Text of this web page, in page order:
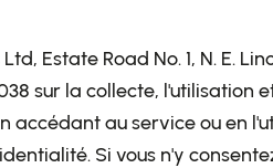
Road No. 1, N. E.
sur la collecte,
au service ou en
Si vous n'y